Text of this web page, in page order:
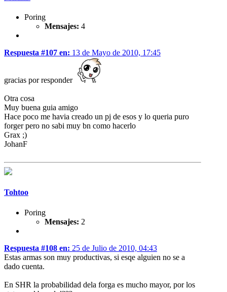
Poring
Mensajes: 4
Respuesta #107 en: 13 de Mayo de 2010, 17:45
gracias por responder
Otra cosa
Muy buena guia amigo
Hace poco me havia creado un pj de esos y lo queria puro
forger pero no sabi muy bn como hacerlo
Grax ;)
JohanF
Tohtoo
Poring
Mensajes: 2
Respuesta #108 en: 25 de Julio de 2010, 04:43
Estas armas son muy productivas, si esqe alguien no se a
dado cuenta.
En SHR la probabilidad dela forga es mucho mayor, por los